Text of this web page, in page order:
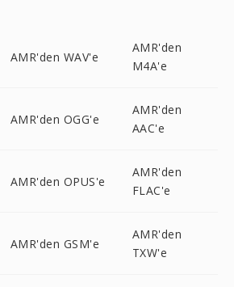
AMR'den WAV'e
AMR'den
M4A'e
AMR'den OGG'e
AMR'den
AAC'e
AMR'den OPUS'e
AMR'den
FLAC'e
AMR'den GSM'e
AMR'den
TXW'e